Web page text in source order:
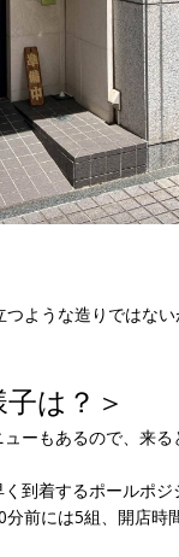
ような造りではな
は？＞
ーもあるので、来
到着するポールポジ
前には5組、開店